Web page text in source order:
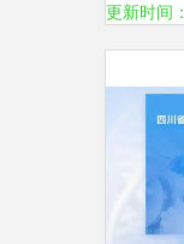
更新时间